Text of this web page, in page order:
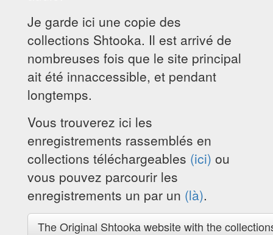
Je garde ici une copie des
collections Shtooka. Il est arrivé de
nombreuses fois que le site principal
ait été innaccessible, et pendant
longtemps.
Vous trouverez ici les
enregistrements rassemblés en
collections téléchargeables (ici) ou
vous pouvez parcourir les
enregistrements un par un (là).
The Original Shtooka website with the